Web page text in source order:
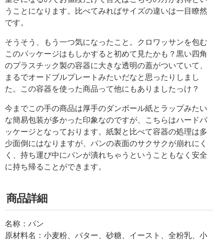
うことになります。比べてみればサイズの違いは一目瞭然
です。
そうそう、もう一つ気になったこと。クロワッサンを包む
このパッケージはもしかすると初めて見たかも？黒い四角
のプラスチック製の容器に大きな透明の蓋がついていて、
まるでオードブルプレートみたいだなと思ったりしまし
た。この容器を使った商品って他にもありましたっけ？
今までこの手の商品は厚手のダンボール紙とラップみたい
な簡易包装が多かった印象なのですが、こちらはハードパ
ッケージとなっております。紙製と比べて容器の処理は多
少面倒にはなりますが、パンの表面のサクサクが崩れにく
く、持ち運び中にパンが潰れちゃうということもなく安全
に持ち帰ることができます。
商品詳細
名称：パン
原材料名：小麦粉、バター、砂糖、イースト、全粉乳、小